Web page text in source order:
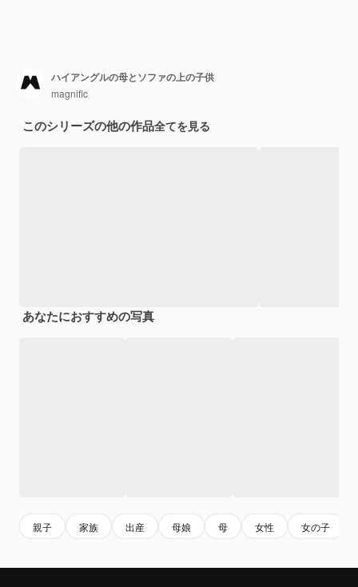
ハイアングルの母とソファの上の子供
magnific
このシリーズの他の作品全てを見る
あなたにおすすめの写真
親子 家族 出産 母娘 母 女性 女の子